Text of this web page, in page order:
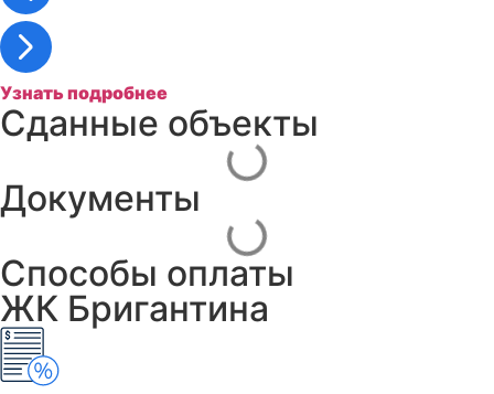
Узнать подробнее
Сданные объекты
Документы
Способы оплаты
ЖК Бригантина